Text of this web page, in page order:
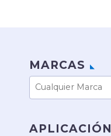
MARCAS
APLICACIÓN